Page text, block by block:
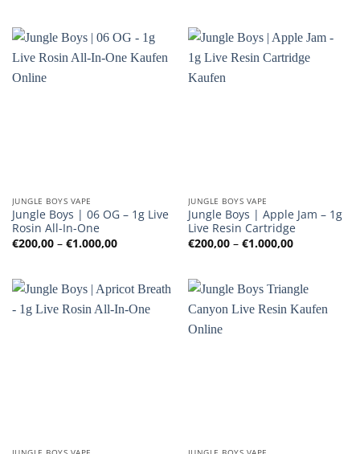
JUNGLE BOYS VAPE
Jungle Boys | 06 OG – 1g Live
Rosin All-In-One
€200,00 – €1.000,00Preisspanne:
€200,00
JUNGLE BOYS VAPE
Jungle Boys | Apple Jam – 1g
Live Resin Cartridge
€200,00 – €1.000,00
€200,00